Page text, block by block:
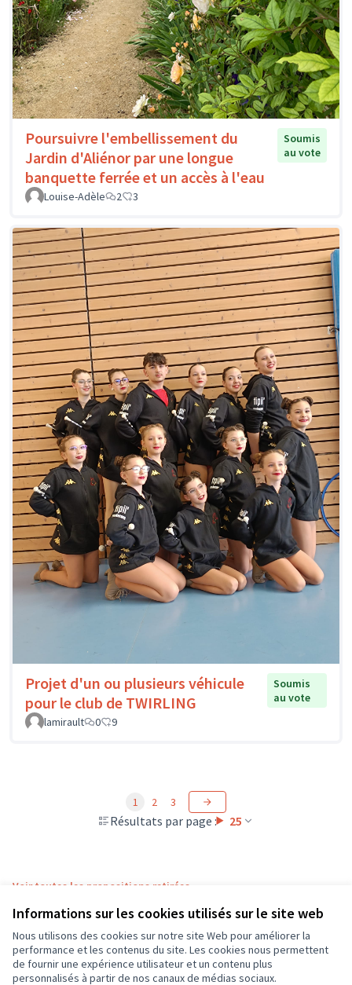
Informations sur les cookies utilisés sur le site web
Nous utilisons des cookies sur notre site Web pour améliorer la
performance et les contenus du site. Les cookies nous permettent
de fournir une expérience utilisateur et un contenu plus
personnalisés à partir de nos canaux de médias sociaux.
Poursuivre l'embellissement du
Jardin d'Aliénor par une longue
banquette ferrée et un accès à l'eau
Soumis
au vote
Louise-Adèle 2 3
Projet d'un ou plusieurs véhicule
pour le club de TWIRLING
Soumis
au vote
lamirault
0 9
Résultats par page : 25
1 2 3
Voir toutes les propositions retirées
Conditions d'utilisation
Paramètres des cookies
CD37 sur XCD37 sur Facebook
CD37 sur Instagram
CD37 sur YouTube